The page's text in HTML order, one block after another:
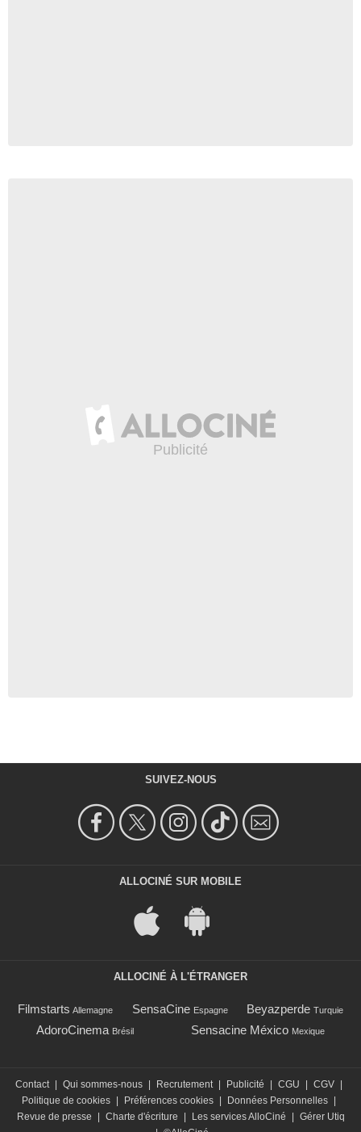
SUIVEZ-NOUS
ALLOCINÉ SUR MOBILE
ALLOCINÉ À L'ÉTRANGER
Filmstarts Allemagne SensaCine Espagne Beyazperde Turquie
AdoroCinema Brésil Sensacine México Mexique
Contact Qui sommes-nous Recrutement Publicité CGU CGV
Politique de cookies
Préférences cookies Données Personnelles
Revue de presse
Charte d'écriture Les services AlloCiné
Gérer Utiq